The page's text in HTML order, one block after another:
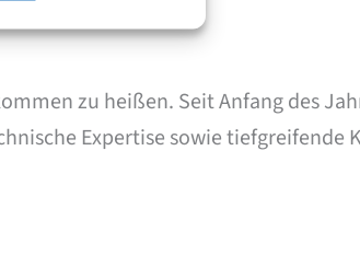
zu heißen. Seit Anfang des
Expertise sowie tiefgreifende